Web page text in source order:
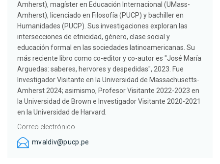
Amherst), magíster en Educación Internacional (UMass-
Amherst), licenciado en Filosofía (PUCP) y bachiller en
Humanidades (PUCP). Sus investigaciones exploran las
intersecciones de etnicidad, género, clase social y
educación formal en las sociedades latinoamericanas. Su
más reciente libro como co-editor y co-autor es "José María
Arguedas: saberes, hervores y despedidas", 2023. Fue
Investigador Visitante en la Universidad de Massachusetts-
Amherst 2024; asimismo, Profesor Visitante 2022-2023 en
la Universidad de Brown e Investigador Visitante 2020-2021
en la Universidad de Harvard.
Correo electrónico
mvaldiv@pucp.pe